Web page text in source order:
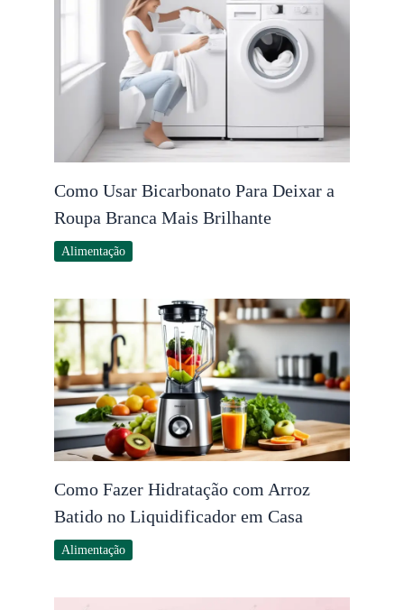
Como Usar Bicarbonato Para Deixar a
Roupa Branca Mais Brilhante
Alimentação
Como Fazer Hidratação com Arroz
Batido no Liquidificador em Casa
Alimentação